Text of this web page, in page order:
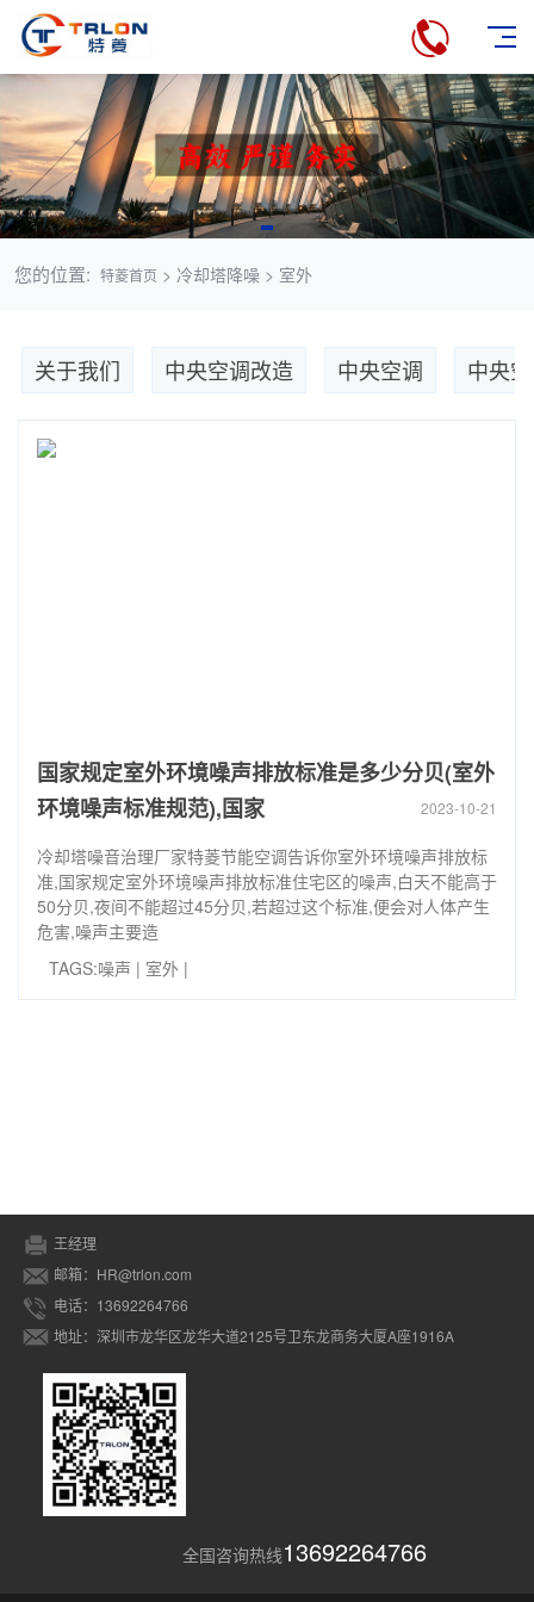
您的位置: 特菱首页 > 冷却塔降噪 > 室外
关于我们 中央空调改造 中央空调 中央
国家规定室外环境噪声排放标准是多少分贝(室外
环境噪声标准规范),国家
2023-10-21
冷却塔噪音治理厂家特菱节能空调告诉你室外环境噪声排放标
准,国家规定室外环境噪声排放标准住宅区的噪声,白天不能高于
50分贝,夜间不能超过45分贝,若超过这个标准,便会对人体产生
危害,噪声主要造
TAGS:噪声 | 室外 |
王经理
邮箱：HR@trlon.com
电话：13692264766
地址：深圳市龙华区龙华大道2125号卫东龙商务大厦A座1916A
全国咨询热线13692264766